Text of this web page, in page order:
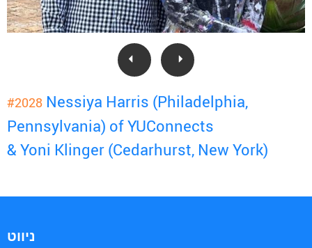
#2028 Nessiya Harris (Philadelphia,
Pennsylvania) of YUConnects
& Yoni Klinger (Cedarhurst, New York)
ניווט